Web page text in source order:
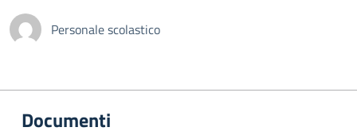
Personale scolastico
Documenti